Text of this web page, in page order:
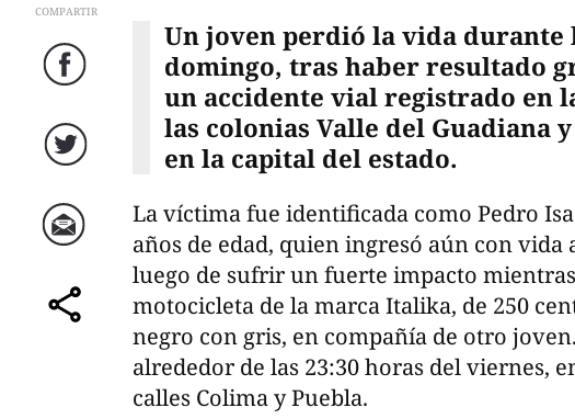
COMPARTIR
Facebook
Twitter
Correo
comparte
Un joven perdió la vida durante
domingo, tras haber resultado
un accidente vial registrado en
las colonias Valle del Guadiana
en la capital del estado.
La víctima fue identificada como Pedro
años de edad, quien ingresó aún con vida
luego de sufrir un fuerte impacto
motocicleta de la marca Italika, de 250
negro con gris, en compañía de otro
alrededor de las 23:30 horas del viernes,
calles Colima y Puebla.